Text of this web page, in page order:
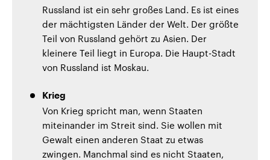
Russland ist ein sehr großes Land. Es ist eines
der mächtigsten Länder der Welt. Der größte
Teil von Russland gehört zu Asien. Der
kleinere Teil liegt in Europa. Die Haupt-Stadt
von Russland ist Moskau.
Krieg
Von Krieg spricht man, wenn Staaten
miteinander im Streit sind. Sie wollen mit
Gewalt einen anderen Staat zu etwas
zwingen. Manchmal sind es nicht Staaten,